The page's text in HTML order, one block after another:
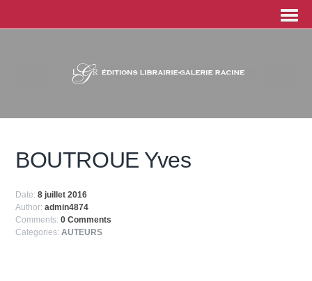
BOUTROUE Yves
Date:8 juillet 2016
Author:admin4874
Comments:0 Comments
Categories:AUTEURS